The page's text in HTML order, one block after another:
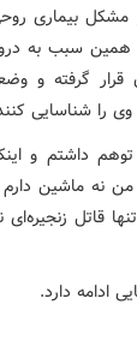
بیماری
همین سبب به
قرار گرفته و
را شناسایی
داشتم و
نه ماشین دارم
قاتل
ادامه دارد.